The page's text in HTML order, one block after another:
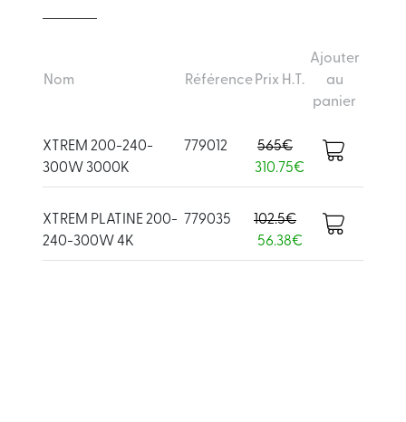
Nom Référence Prix H.T.
Ajouter
au
panier
XTREM 200-240-
300W 3000K
779012
565€
310.75€
XTREM PLATINE 200-
240-300W 4K
779035
102.5€
56.38€